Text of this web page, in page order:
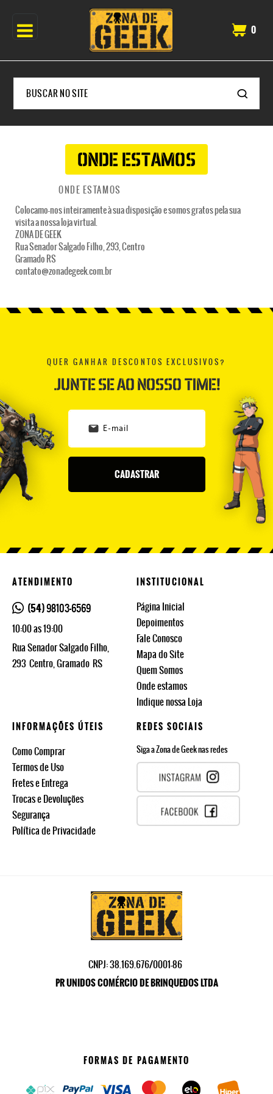
0
ONDE ESTAMOS
ONDE ESTAMOS
Colocamo-nos inteiramente à sua disposição e somos gratos pela sua
visita a nossa loja virtual.
ZONA DE GEEK
Rua Senador Salgado Filho, 293, Centro
Gramado RS
contato@zonadegeek.com.br
QUER GANHAR DESCONTOS EXCLUSIVOS?
JUNTE SE AO NOSSO TIME!
CADASTRAR
ATENDIMENTO
(54)98103-6569
10:00 as 19:00
Rua Senador Salgado Filho,
293 Centro, Gramado RS
INSTITUCIONAL
Página Inicial
Depoimentos
Fale Conosco
Mapa do Site
Quem Somos
Onde estamos
Indique nossa Loja
INFORMAÇÕES ÚTEIS
Como Comprar
Termos de Uso
Fretes e Entrega
Trocas e Devoluções
Segurança
Política de Privacidade
REDES SOCIAIS
Siga a Zona de Geek nas redes
CNPJ: 38.169.676/0001-86
PR UNIDOS COMÉRCIO DE BRINQUEDOS LTDA
FORMAS DE PAGAMENTO